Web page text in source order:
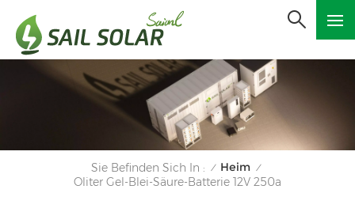
Sie Befinden Sich In : / Heim /
Oliter Gel-Blei-Säure-Batterie 12V 250a